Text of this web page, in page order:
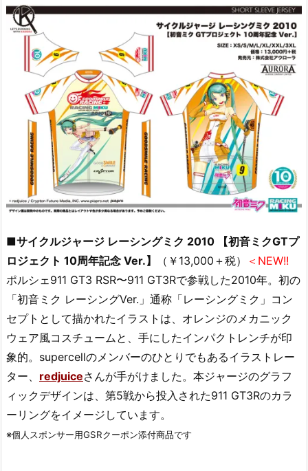
■サイクルジャージ レーシングミク 2010 【初音ミクGTプ
ロジェクト 10周年記念 Ver.】
（￥13,000＋税）
＜NEW!!
ポルシェ911 GT3 RSR〜911 GT3Rで参戦した2010年。初の
「初音ミク レーシングVer.」通称「レーシングミク」コン
セプトとして描かれたイラストは、オレンジのメカニック
ウェア風コスチュームと、手にしたインパクトレンチが印
象的。supercellのメンバーのひとりでもあるイラストレー
ター、 redjuiceさんが手がけました。本ジャージのグラフ
ィックデザインは、第5戦から投入された911 GT3Rのカラ
ーリングをイメージしています。
※個人スポンサー用GSRクーポン添付商品です